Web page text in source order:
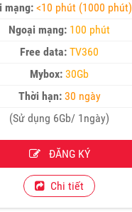
mạng: <10 phút (1000 phút)
Ngoại mạng: 100 phút
Free data: TV360
Mybox: 30Gb
Thời hạn:30 ngày
(Sử dụng 6Gb/ 1ngày)
ĐĂNG KÝ
Chi tiết